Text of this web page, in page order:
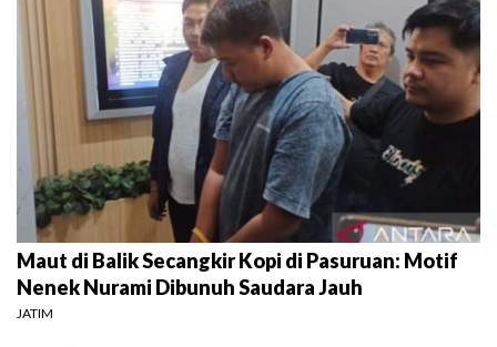
Maut di Balik Secangkir Kopi di Pasuruan: Motif
Nenek Nurami Dibunuh Saudara Jauh
JATIM